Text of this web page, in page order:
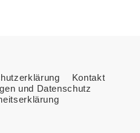
Kontakt
und Datenschutz